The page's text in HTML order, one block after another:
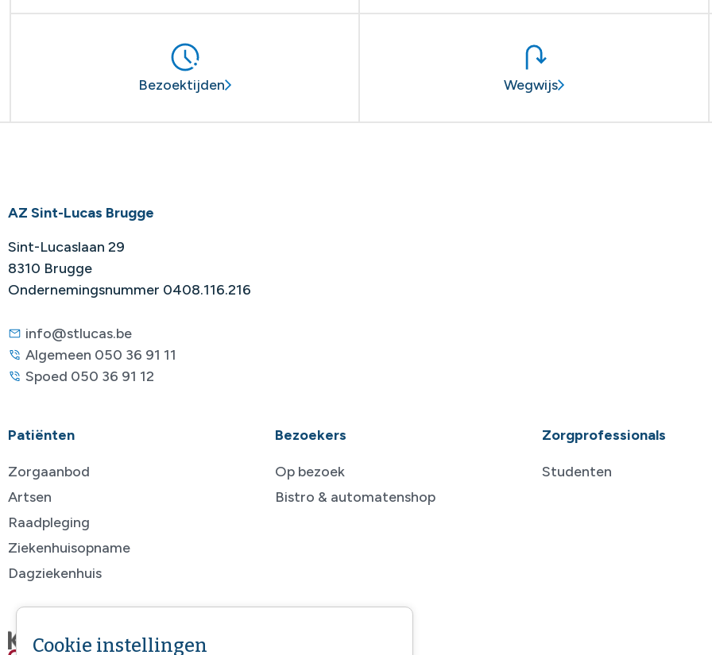
Bezoektijden Wegwijs
AZ Sint-Lucas Brugge
Sint-Lucaslaan 29
8310 Brugge
Ondernemingsnummer 0408.116.216
info@stlucas.be
Algemeen 050 36 91 11
Spoed 050 36 91 12
Patiënten
Zorgaanbod
Artsen
Raadpleging
Ziekenhuisopname
Dagziekenhuis
Bezoekers
Op bezoek
Bistro & automatenshop
Zorgprofessionals
Studenten
Cookie instellingen